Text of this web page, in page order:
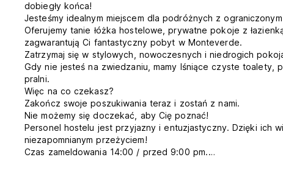
dobiegły końca!
Jesteśmy idealnym miejscem dla podróżnych z
Oferujemy tanie łóżka hostelowe, prywatne pokoje z
zagwarantują Ci fantastyczny pobyt w Monteverde.
Zatrzymaj się w stylowych, nowoczesnych i niedrogich
Gdy nie jesteś na zwiedzaniu, mamy lśniące czyste toalety,
pralni.
Więc na co czekasz?
Zakończ swoje poszukiwania teraz i zostań z nami.
Nie możemy się doczekać, aby Cię poznać!
Personel hostelu jest przyjazny i entuzjastyczny. Dzięki ich
niezapomnianym przeżyciem!
Czas zameldowania 14:00 / przed 9:00 pm.